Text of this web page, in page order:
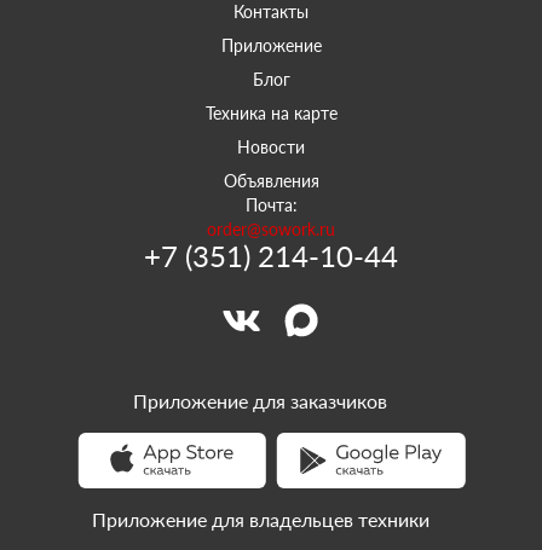
Контакты
Приложение
Блог
Техника на карте
Новости
Объявления
Почта:
order@sowork.ru
+7 (351) 214-10-44
Приложение для заказчиков
Приложение для владельцев техники